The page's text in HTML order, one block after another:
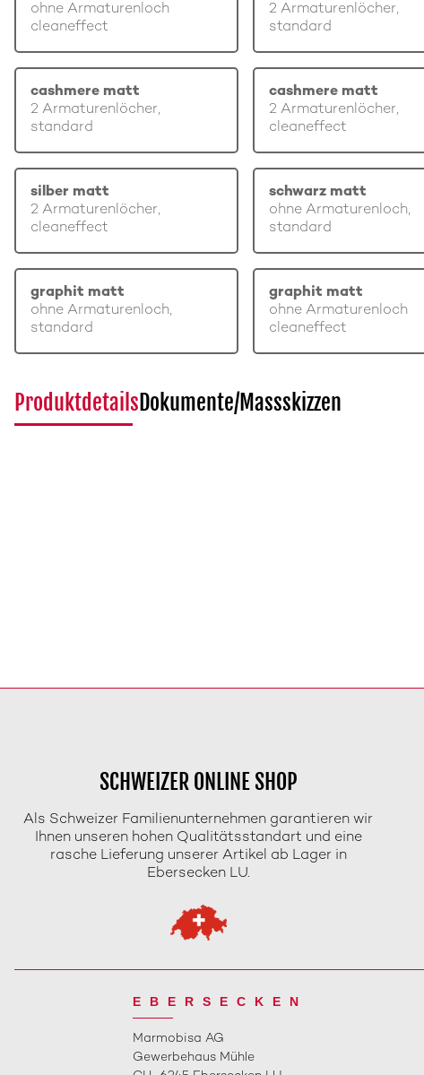
ohne Armaturenloch
cleaneffect
2 Armaturenlöcher,
standard
cashmere matt
2 Armaturenlöcher,
standard
cashmere matt
2 Armaturenlöcher,
cleaneffect
silber matt
2 Armaturenlöcher,
cleaneffect
schwarz matt
ohne Armaturenloch,
standard
graphit matt
ohne Armaturenloch,
standard
graphit matt
ohne Armaturenloch
cleaneffect
ProduktdetailsDokumente/Massskizzen
SCHWEIZER ONLINE SHOP
Als Schweizer Familienunternehmen garantieren wir
Ihnen unseren hohen Qualitätsstandart und eine
rasche Lieferung unserer Artikel ab Lager in
Ebersecken LU.
EBERSECKEN
Marmobisa AG
Gewerbehaus Mühle